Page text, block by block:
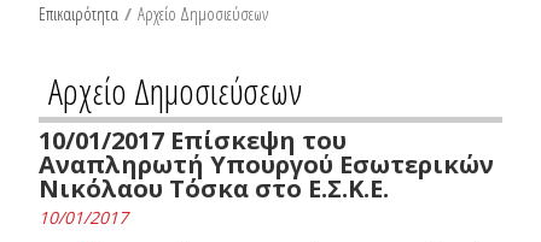
Επικαιρότητα / Αρχείο Δημοσιεύσεων
Αρχείο Δημοσιεύσεων
10/01/2017 Επίσκεψη του
Αναπληρωτή Υπουργού Εσωτερικών
Νικόλαου Τόσκα στο Ε.Σ.Κ.Ε.
10/01/2017